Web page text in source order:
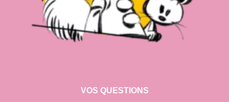
VOS QUESTIONS